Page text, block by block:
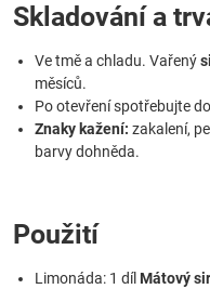
Skladování a
Ve tmě a chladu. Vařený
měsíců.
Po otevření spotřebujte
Znaky kažení: zakalení,
barvy dohněda.
Použití
Limonáda: 1 díl Mátový